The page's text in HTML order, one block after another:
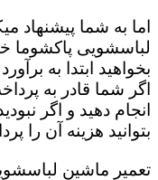
اما به شما پیشنهاد
لباسشویی پاکشوما
بخواهید ابتدا به
اگر شما قادر به
انجام دهید و اگر
بتوانید هزینه آن را
تعمیر ماشین